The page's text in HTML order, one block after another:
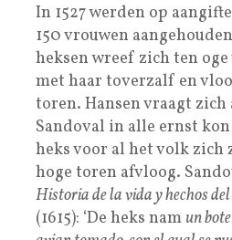
In 1527 werden op
150 vrouwen
heksen wreef zich ten
met haar toverzalf en
toren. Hansen vraagt
Sandoval in alle ernst
heks voor al het volk zich
hoge toren afvloog.
Historia de la vida y hechos
(1615): ‘De heks nam un